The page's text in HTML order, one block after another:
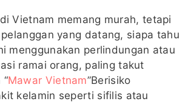
Vietnam memang murah, tetapi
yang datang, siapa tahu
menggunakan perlindungan atau
ramai orang, paling takut
Mawar Vietnam”Berisiko
kelamin seperti sifilis atau